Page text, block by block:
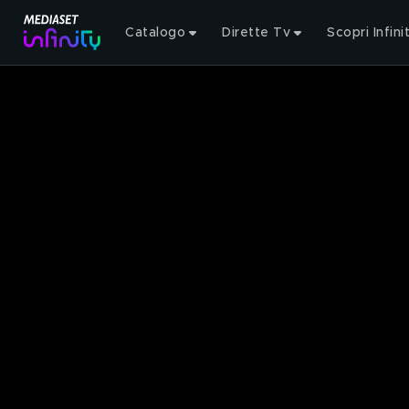
Catalogo Dirette Tv Scopri